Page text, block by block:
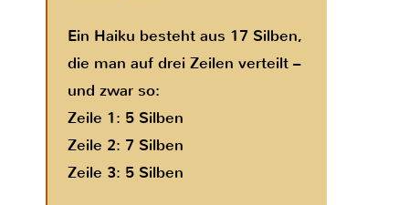
Ein Haiku besteht aus 17 Silben,
die man auf drei Zeilen verteilt –
und zwar so:
Zeile 1: 5 Silben
Zeile 2: 7 Silben
Zeile 3: 5 Silben